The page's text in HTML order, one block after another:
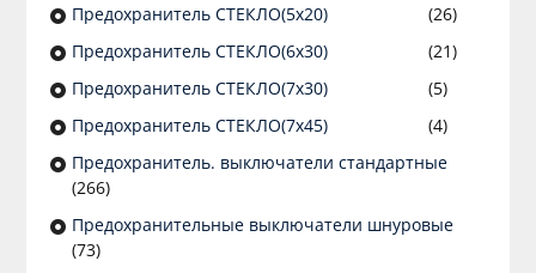
Предохранитель СТЕКЛО(5х20)
(26)
Предохранитель СТЕКЛО(6х30)
(21)
Предохранитель СТЕКЛО(7х30)
(5)
Предохранитель СТЕКЛО(7х45)
(4)
Предохранитель. выключатели стандартные
(266)
Предохранительные выключатели шнуровые
(73)